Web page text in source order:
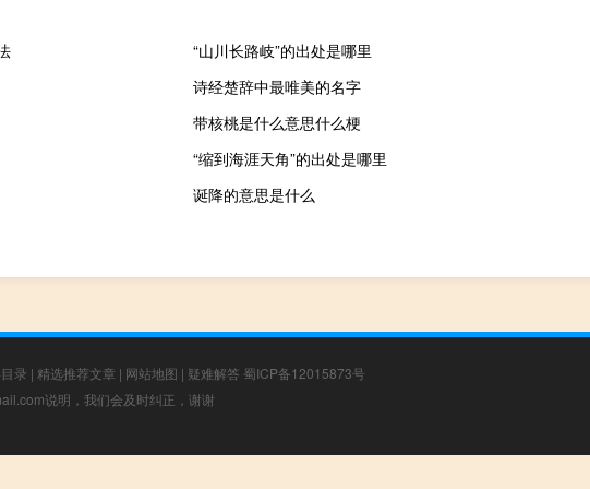
“山川长路岐”的出处是哪里
诗经楚辞中最唯美的名字
带核桃是什么意思什么梗
“缩到海涯天角”的出处是哪里
诞降的意思是什么
录 | 精选推荐文章 | 网站地图 | 疑难解答 蜀ICP备12015873号
说明，我们会及时纠正，谢谢